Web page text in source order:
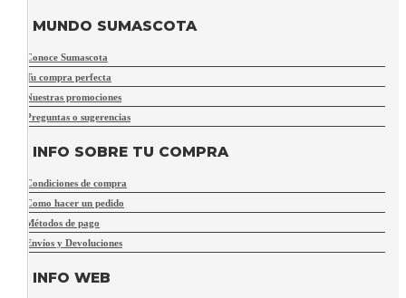
MUNDO SUMASCOTA
Conoce Sumascota
Tu compra perfecta
Nuestras promociones
Preguntas o sugerencias
INFO SOBRE TU COMPRA
Condiciones de compra
Como hacer un pedido
Métodos de pago
Envíos y Devoluciones
INFO WEB